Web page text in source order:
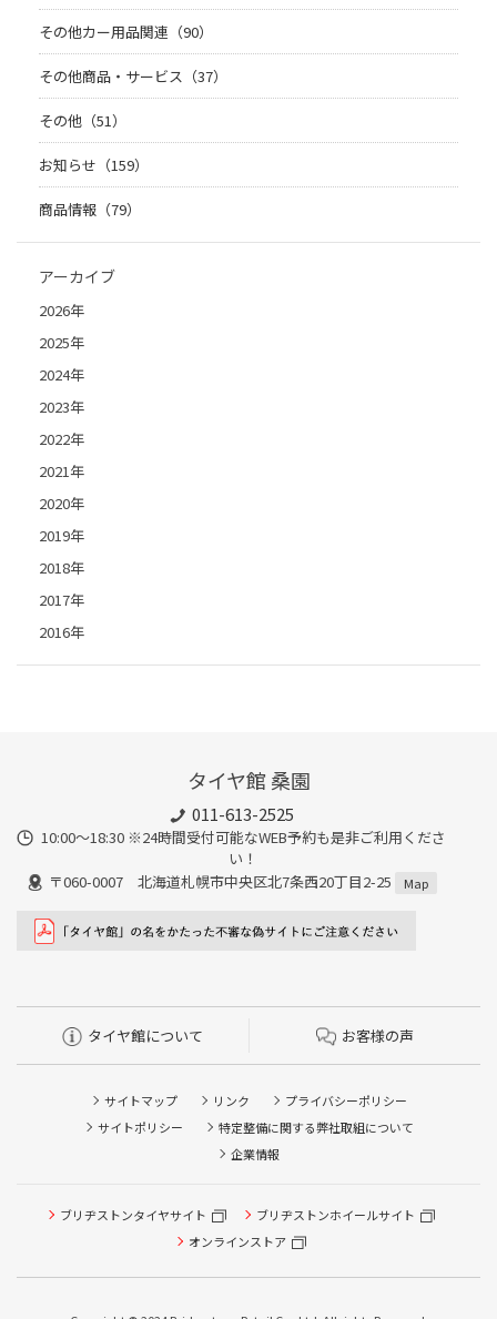
その他カー用品関連（90）
その他商品・サービス（37）
その他（51）
お知らせ（159）
商品情報（79）
アーカイブ
2026年
2025年
2024年
2023年
2022年
2021年
2020年
2019年
2018年
2017年
2016年
タイヤ館 桑園
011-613-2525
10:00～18:30 ※24時間受付可能なWEB予約も是非ご利用くださ
い！
〒060-0007 北海道札幌市中央区北7条西20丁目2-25
Map
タイヤ館について お客様の声
サイトマップ リンク
プライバシーポリシー
サイトポリシー
特定整備に関する弊社取組について
企業情報
ブリヂストンタイヤサイト
ブリヂストンホイールサイト
オンラインストア
タイヤ点検・安全点検/タイヤ履き替え/オイル交換/その他
ピット作業の予約